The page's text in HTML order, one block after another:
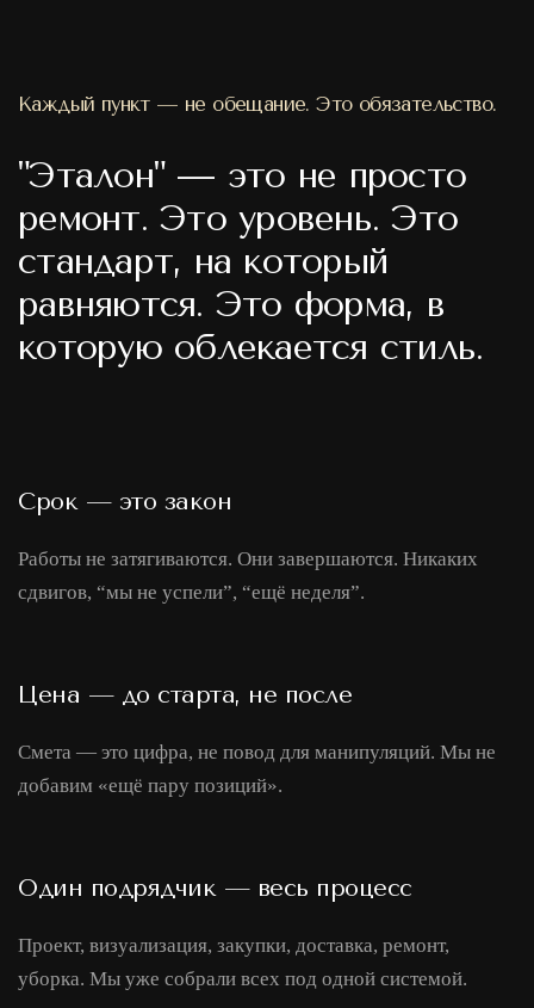
Каждый пункт — не обещание. Это обязательство.
"Эталон" — это не просто
ремонт. Это уровень. Это
стандарт, на который
равняются. Это форма, в
которую облекается стиль.
Срок — это закон
Работы не затягиваются. Они завершаются. Никаких
сдвигов, “мы не успели”, “ещё неделя”.
Цена — до старта, не после
Смета — это цифра, не повод для манипуляций. Мы не
добавим «ещё пару позиций».
Один подрядчик — весь процесс
Проект, визуализация, закупки, доставка, ремонт,
уборка. Мы уже собрали всех под одной системой.